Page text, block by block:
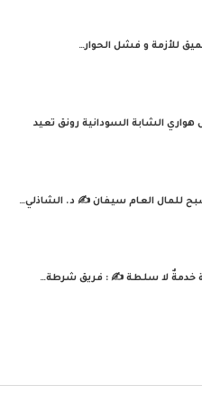
للأزمة و فشل الحوار…
الشابة السودانية رونق تعيد
للمال العام سيفان ✍️ د. الشاذلي…
خدمةٌ لا سلطة ✍️ : فريق شرطة…